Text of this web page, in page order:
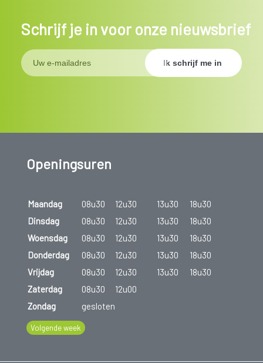
Schrijf je in voor onze nieuwsbrief
Openingsuren
Maandag 08u30 12u30 13u30
18u30
Dinsdag
08u30 12u30 13u30
18u30
Woensdag
08u30 12u30 13u30
18u30
Donderdag
08u30 12u30 13u30
18u30
Vrijdag
08u30 12u30 13u30
18u30
Zaterdag
08u30
12u00
Zondag
gesloten
Volgende week